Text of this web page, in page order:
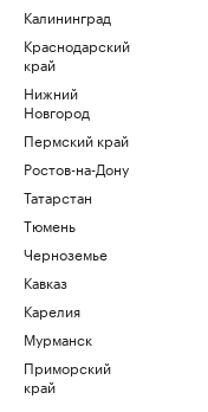
Калининград
Краснодарский
край
Нижний
Новгород
Пермский край
Ростов-на-Дону
Татарстан
Тюмень
Черноземье
Кавказ
Карелия
Мурманск
Приморский
край